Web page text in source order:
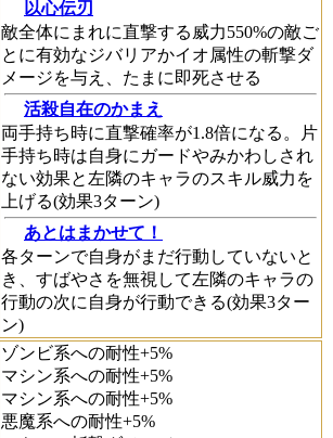
以心伝刃
敵全体にまれに直撃する威力550%の敵ご
とに有効なジバリアかイオ属性の斬撃ダ
メージを与え、たまに即死させる
活殺自在のかまえ
両手持ち時に直撃確率が1.8倍になる。片
手持ち時は自身にガードやみかわしされ
ない効果と左隣のキャラのスキル威力を
上げる(効果3ターン)
あとはまかせて！
各ターンで自身がまだ行動していないと
き、すばやさを無視して左隣のキャラの
行動の次に自身が行動できる(効果3ター
ン)
ゾンビ系への耐性+5%
マシン系への耐性+5%
マシン系への耐性+5%
悪魔系への耐性+5%